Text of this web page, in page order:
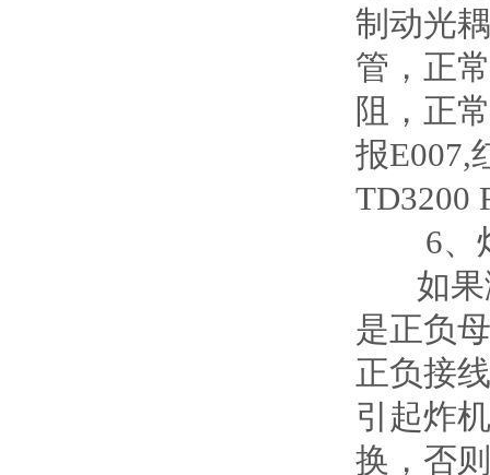
制动光
管，正
阻，正
报E007,
TD3200
6、炸
如果
是正负
正负接
引起炸
换，否